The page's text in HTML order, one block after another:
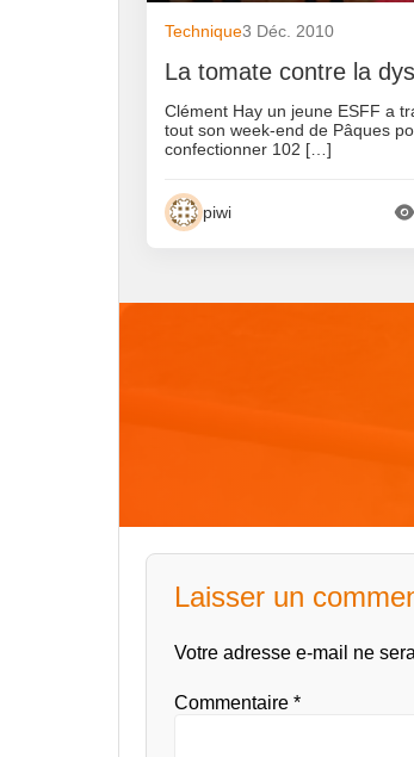
Technique3 Déc. 2010
La tomate contre la
Clément Hay un jeune ESFF a
tout son week-end de Pâques
confectionner 102 […]
piwi
Laisser un
Votre adresse e-mail ne
Commentaire *